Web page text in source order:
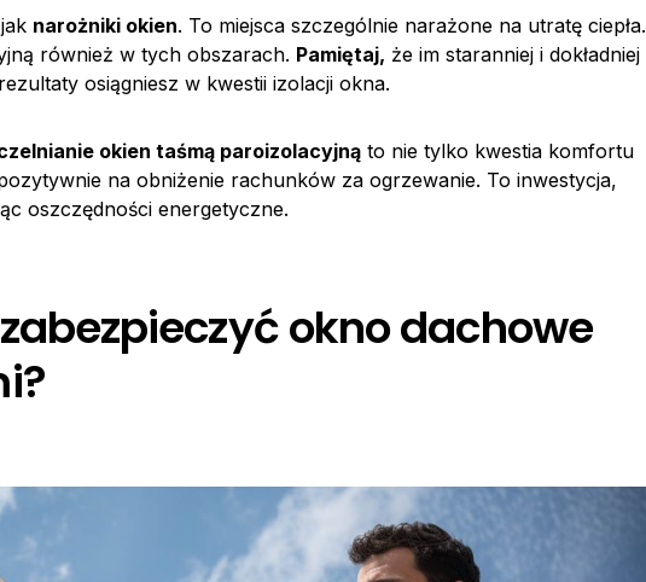
narożniki okien. To miejsca szczególnie narażone na utratę ciepła.
również w tych obszarach. Pamiętaj, że im staranniej i dokładniej
osiągniesz w kwestii izolacji okna.
okien taśmą paroizolacyjną to nie tylko kwestia komfortu
na obniżenie rachunków za ogrzewanie. To inwestycja,
oszczędności energetyczne.
okno dachowe